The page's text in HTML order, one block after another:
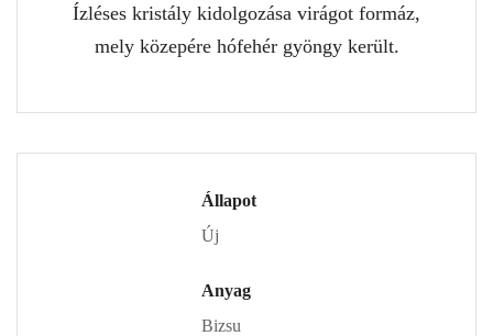
Ízléses kristály kidolgozása virágot formáz,
mely közepére hófehér gyöngy került.
Állapot
Új
Anyag
Bizsu